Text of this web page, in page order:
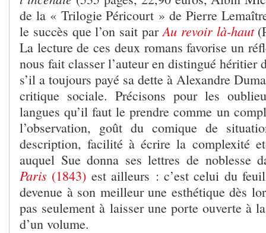
de la « Trilogie Péricourt » de Pierre
le succès que l’on sait par Au revoir là-haut
La lecture de ces deux romans favorise un
nous fait classer l’auteur en distingué héritier
s’il a toujours payé sa dette à Alexandre
critique sociale. Précisons pour les
langues qu’il faut le prendre comme un
l’observation, goût du comique de
description, facilité à écrire la complexité
auquel Sue donna ses lettres de noblesse
Paris (1843) est ailleurs : c’est celui du
devenue à son meilleur une esthétique dès
pas seulement à laisser une porte ouverte à
d’un volume.